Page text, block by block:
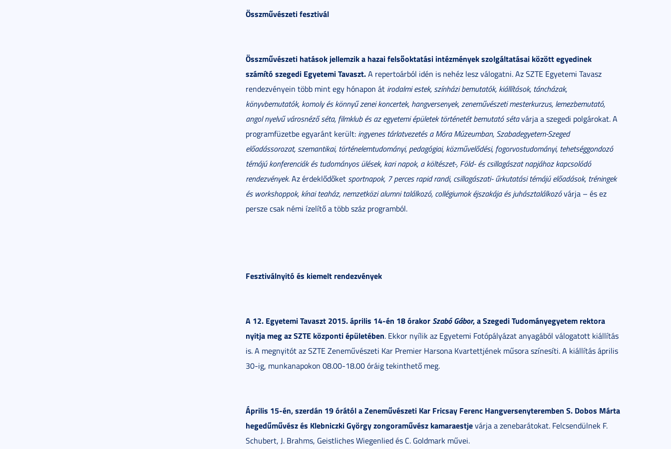
Összművészeti fesztivál
Összművészeti hatások jellemzik a hazai felsőoktatási intézmények szolgáltatásai között egyedinek
számító szegedi Egyetemi Tavaszt.A repertoárból idén is nehéz lesz válogatni. Az SZTE Egyetemi Tavasz
rendezvényein több mint egy hónapon át irodalmi estek, színházi bemutatók, kiállítások, táncházak,
könyvbemutatók, komoly és könnyű zenei koncertek, hangversenyek, zeneművészeti mesterkurzus, lemezbemutató,
angol nyelvű városnéző séta, filmklub és az egyetemi épületek történetét bemutató sétavárja a szegedi polgárokat. A
programfüzetbe egyaránt került: ingyenes tárlatvezetés a Móra Múzeumban, Szabadegyetem-Szeged
előadássorozat, szemantikai, történelemtudományi, pedagógiai, közművelődési, fogorvostudományi, tehetséggondozó
témájú konferenciák és tudományos ülések, kari napok, a költészet-, Föld- és csillagászat napjához kapcsolódó
rendezvények. Az érdeklődőket sportnapok, 7 perces rapid randi, csillagászati- űrkutatási témájú előadások, tréningek
és workshoppok, kínai teaház, nemzetközi alumni találkozó, collégiumok éjszakája és juhásztalálkozóvárja – és ez
persze csak némi ízelítő a több száz programból.
Fesztiválnyitó és kiemelt rendezvények
A 12. Egyetemi Tavaszt 2015. április 14-én 18 órakor Szabó Gábor, a Szegedi Tudományegyetem rektora
nyitja meg az SZTE központi épületében. Ekkor nyílik az Egyetemi Fotópályázat anyagából válogatott kiállítás
is. A megnyitót az SZTE Zeneművészeti Kar Premier Harsona Kvartettjének műsora színesíti. A kiállítás április
30-ig, munkanapokon 08.00-18.00 óráig tekinthető meg.
Április 15-én, szerdán 19 órától a Zeneművészeti Kar Fricsay Ferenc Hangversenyteremben S. Dobos Márta
hegedűművész és Klebniczki György zongoraművész kamaraestjevárja a zenebarátokat. Felcsendülnek F.
Schubert, J. Brahms, Geistliches Wiegenlied és C. Goldmark művei.